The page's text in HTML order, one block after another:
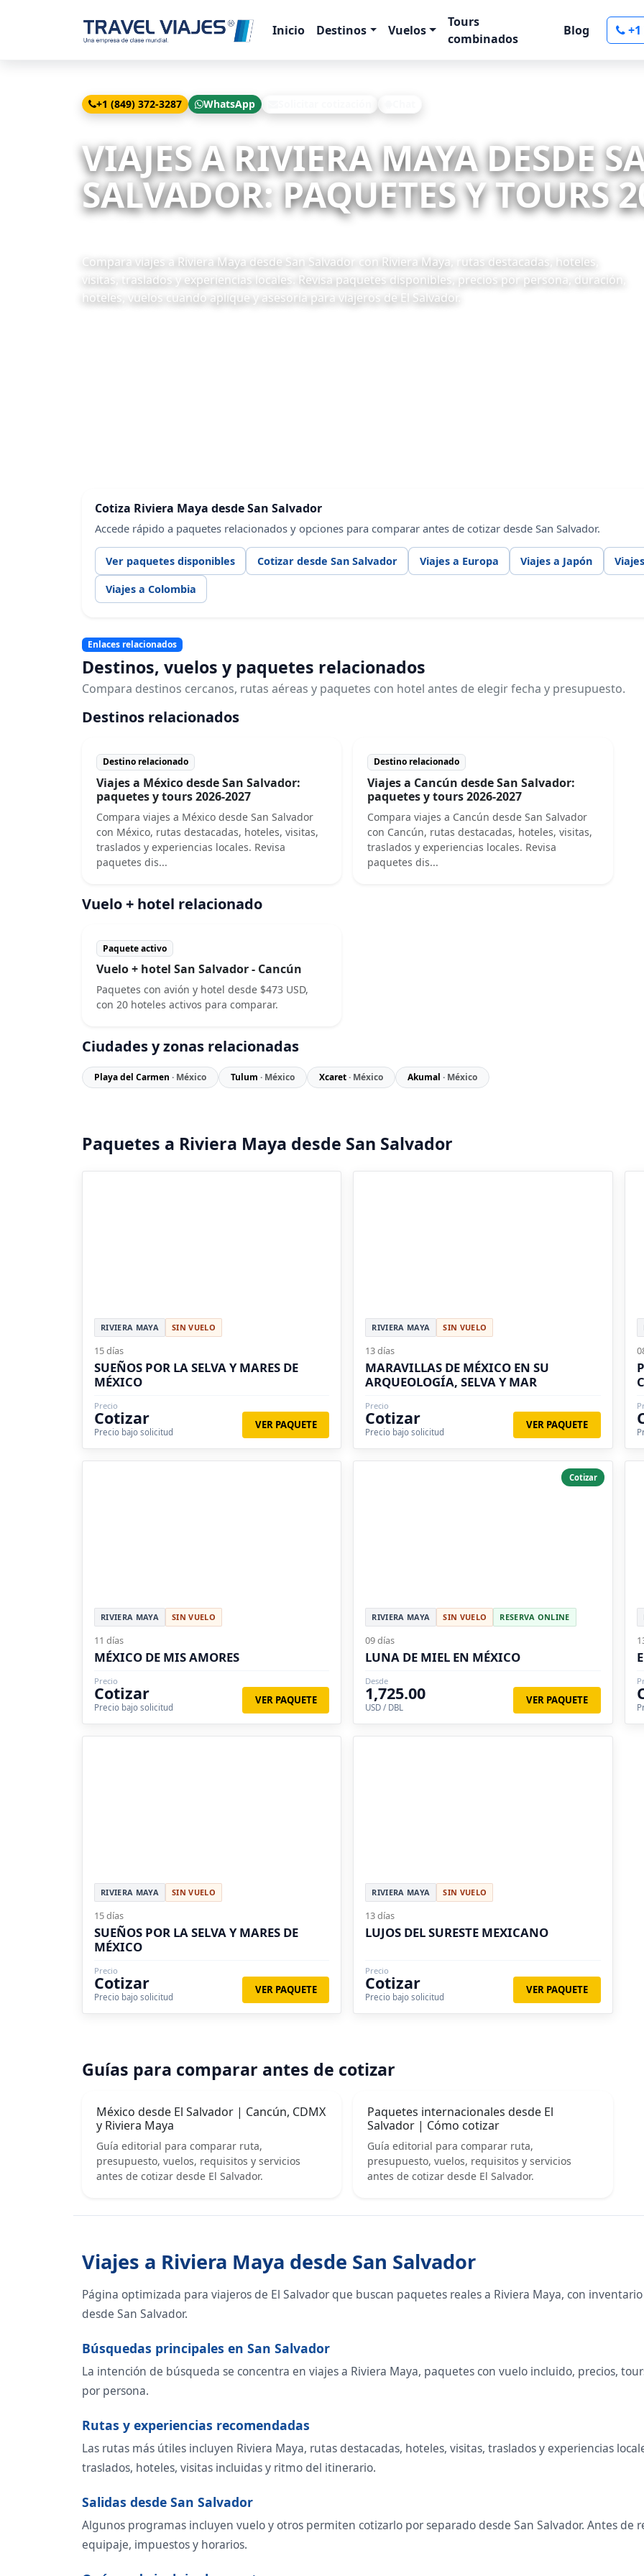
Inicio Destinos Vuelos
Tours
combinados
Blog
+1 (849) 372-3287 WhatsApp
VIAJES A RIVIERA MAYA DESDE
SALVADOR: PAQUETES Y TOURS
Compara viajes a Riviera Maya desde San Salvador con Riviera Maya, rutas destacadas, hoteles,
visitas, traslados y experiencias locales. Revisa paquetes disponibles, precios por persona, duración,
hoteles, vuelos cuando aplique y asesoría para viajeros de El Salvador.
Cotiza Riviera Maya desde San Salvador
Accede rápido a paquetes relacionados y opciones para comparar antes de cotizar desde San Salvador.
Ver paquetes disponibles Cotizar desde San Salvador Viajes a Europa Viajes a Japón
Viajes a Colombia
Enlaces relacionados
Destinos, vuelos y paquetes relacionados
Compara destinos cercanos, rutas aéreas y paquetes con hotel antes de elegir fecha y presupuesto.
Destinos relacionados
Destino relacionado
Viajes a México desde San Salvador:
paquetes y tours 2026-2027
Compara viajes a México desde San Salvador
con México, rutas destacadas, hoteles, visitas,
traslados y experiencias locales. Revisa
paquetes dis...
Destino relacionado
Viajes a Cancún desde San Salvador:
paquetes y tours 2026-2027
Compara viajes a Cancún desde San Salvador
con Cancún, rutas destacadas, hoteles, visitas,
traslados y experiencias locales. Revisa
paquetes dis...
Vuelo + hotel relacionado
Paquete activo
Vuelo + hotel San Salvador - Cancún
Paquetes con avión y hotel desde $473 USD,
con 20 hoteles activos para comparar.
Ciudades y zonas relacionadas
Playa del Carmen · México Tulum · México Xcaret· México Akumal · México
Paquetes a Riviera Maya desde San Salvador
RIVIERA MAYA SIN VUELO
15 días
SUEÑOS POR LA SELVA Y MARES DE
MÉXICO
Precio
Cotizar
Precio bajo solicitud
VER PAQUETE
RIVIERA MAYA SIN VUELO
13 días
MARAVILLAS DE MÉXICO EN SU
ARQUEOLOGÍA, SELVA Y MAR
Precio
Cotizar
Precio bajo solicitud
VER PAQUETE
RIVIERA MAYA SIN VUELO
11 días
MÉXICO DE MIS AMORES
Precio
Cotizar
Precio bajo solicitud
VER PAQUETE
Cotizar
RIVIERA MAYA SIN VUELO RESERVA ONLINE
09 días
LUNA DE MIEL EN MÉXICO
Desde
1,725.00
USD / DBL
VER PAQUETE
RIVIERA MAYA SIN VUELO
15 días
SUEÑOS POR LA SELVA Y MARES DE
MÉXICO
Precio
Cotizar
Precio bajo solicitud
VER PAQUETE
RIVIERA MAYA SIN VUELO
13 días
LUJOS DEL SURESTE MEXICANO
Precio
Cotizar
Precio bajo solicitud
VER PAQUETE
Guías para comparar antes de cotizar
México desde El Salvador | Cancún, CDMX
y Riviera Maya
Guía editorial para comparar ruta,
presupuesto, vuelos, requisitos y servicios
antes de cotizar desde El Salvador.
Paquetes internacionales desde El
Salvador | Cómo cotizar
Guía editorial para comparar ruta,
presupuesto, vuelos, requisitos y servicios
antes de cotizar desde El Salvador.
Viajes a Riviera Maya desde San Salvador
Página optimizada para viajeros de El Salvador que buscan paquetes reales a Riviera Maya, con
desde San Salvador.
Búsquedas principales en San Salvador
La intención de búsqueda se concentra en viajes a Riviera Maya, paquetes con vuelo incluido, precios,
por persona.
Rutas y experiencias recomendadas
Las rutas más útiles incluyen Riviera Maya, rutas destacadas, hoteles, visitas, traslados y experiencias
traslados, hoteles, visitas incluidas y ritmo del itinerario.
Salidas desde San Salvador
Algunos programas incluyen vuelo y otros permiten cotizarlo por separado desde San Salvador. Antes de
equipaje, impuestos y horarios.